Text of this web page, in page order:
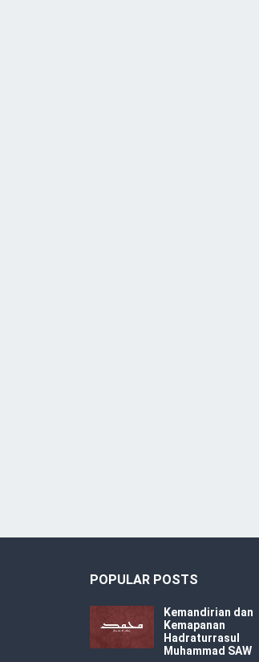
POPULAR POSTS
Kemandirian dan
Kemapanan
Hadraturrasul
Muhammad SAW